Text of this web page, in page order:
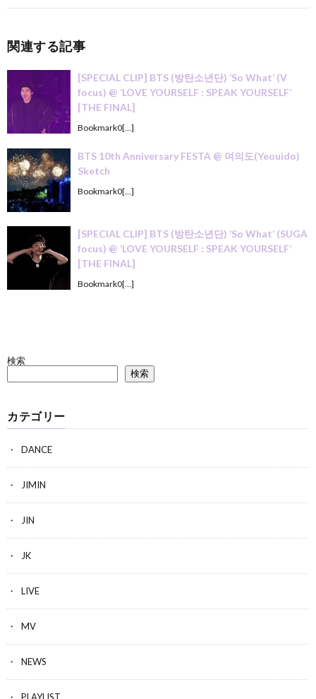
関連する記事
[SPECIAL CLIP] BTS (방탄소년단) ‘So What’ (V
focus) @ ‘LOVE YOURSELF : SPEAK YOURSELF’
[THE FINAL]
Bookmark0[…]
BTS 10th Anniversary FESTA @ 여의도(Yeouido)
Sketch
Bookmark0[…]
[SPECIAL CLIP] BTS (방탄소년단) ‘So What’ (SUGA
focus) @ ‘LOVE YOURSELF : SPEAK YOURSELF’
[THE FINAL]
Bookmark0[…]
検索
検索
カテゴリー
DANCE
JIMIN
JIN
JK
LIVE
MV
NEWS
PLAYLIST